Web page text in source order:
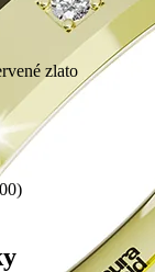
zlato